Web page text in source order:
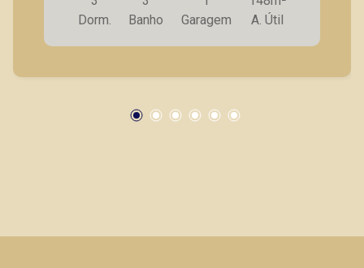
novos e todos os banheiros.
Dorm.
Banho
Garagem
A. Útil